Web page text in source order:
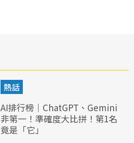
熱話
AI排行榜｜ChatGPT、Gemini
非第一！準確度大比拼！第1名
竟是「它」